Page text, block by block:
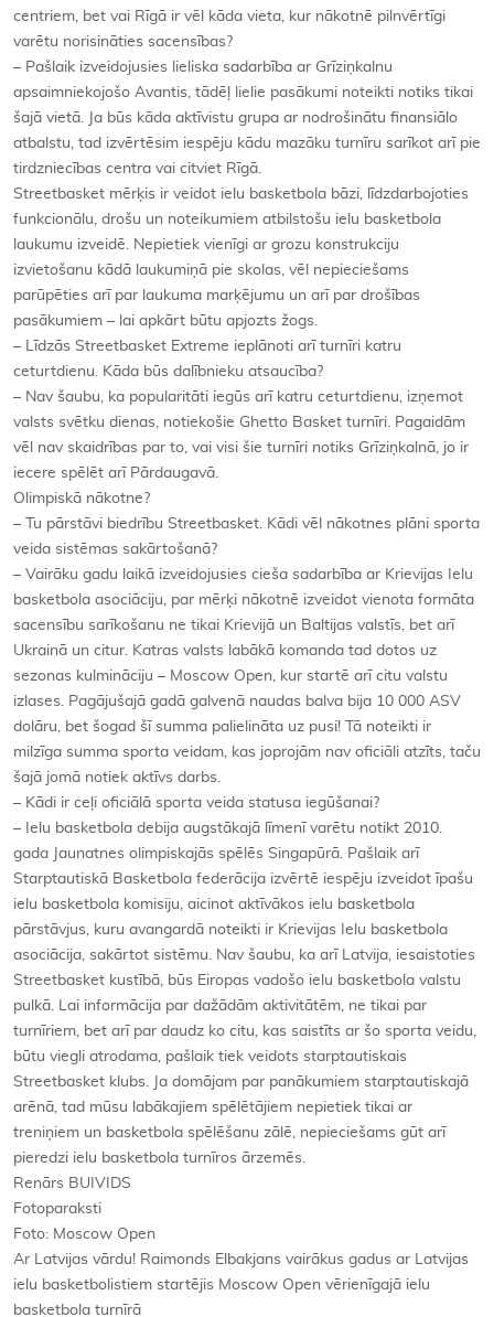
centriem, bet vai Rīgā ir vēl kāda vieta, kur nākotnē pilnvērtīgi
varētu norisināties sacensības?
– Pašlaik izveidojusies lieliska sadarbība ar Grīziņkalnu
apsaimniekojošo Avantis, tādēļ lielie pasākumi noteikti notiks tikai
šajā vietā. Ja būs kāda aktīvistu grupa ar nodrošinātu finansiālo
atbalstu, tad izvērtēsim iespēju kādu mazāku turnīru sarīkot arī pie
tirdzniecības centra vai citviet Rīgā.
Streetbasket mērķis ir veidot ielu basketbola bāzi, līdzdarbojoties
funkcionālu, drošu un noteikumiem atbilstošu ielu basketbola
laukumu izveidē. Nepietiek vienīgi ar grozu konstrukciju
izvietošanu kādā laukumiņā pie skolas, vēl nepieciešams
parūpēties arī par laukuma marķējumu un arī par drošības
pasākumiem – lai apkārt būtu apjozts žogs.
– Līdzās Streetbasket Extreme ieplānoti arī turnīri katru
ceturtdienu. Kāda būs dalībnieku atsaucība?
– Nav šaubu, ka popularitāti iegūs arī katru ceturtdienu, izņemot
valsts svētku dienas, notiekošie Ghetto Basket turnīri. Pagaidām
vēl nav skaidrības par to, vai visi šie turnīri notiks Grīziņkalnā, jo ir
iecere spēlēt arī Pārdaugavā.
Olimpiskā nākotne?
– Tu pārstāvi biedrību Streetbasket. Kādi vēl nākotnes plāni sporta
veida sistēmas sakārtošanā?
– Vairāku gadu laikā izveidojusies cieša sadarbība ar Krievijas Ielu
basketbola asociāciju, par mērķi nākotnē izveidot vienota formāta
sacensību sarīkošanu ne tikai Krievijā un Baltijas valstīs, bet arī
Ukrainā un citur. Katras valsts labākā komanda tad dotos uz
sezonas kulmināciju – Moscow Open, kur startē arī citu valstu
izlases. Pagājušajā gadā galvenā naudas balva bija 10 000 ASV
dolāru, bet šogad šī summa palielināta uz pusi! Tā noteikti ir
milzīga summa sporta veidam, kas joprojām nav oficiāli atzīts, taču
šajā jomā notiek aktīvs darbs.
– Kādi ir ceļi oficiālā sporta veida statusa iegūšanai?
– Ielu basketbola debija augstākajā līmenī varētu notikt 2010.
gada Jaunatnes olimpiskajās spēlēs Singapūrā. Pašlaik arī
Starptautiskā Basketbola federācija izvērtē iespēju izveidot īpašu
ielu basketbola komisiju, aicinot aktīvākos ielu basketbola
pārstāvjus, kuru avangardā noteikti ir Krievijas Ielu basketbola
asociācija, sakārtot sistēmu. Nav šaubu, ka arī Latvija, iesaistoties
Streetbasket kustībā, būs Eiropas vadošo ielu basketbola valstu
pulkā. Lai informācija par dažādām aktivitātēm, ne tikai par
turnīriem, bet arī par daudz ko citu, kas saistīts ar šo sporta veidu,
būtu viegli atrodama, pašlaik tiek veidots starptautiskais
Streetbasket klubs. Ja domājam par panākumiem starptautiskajā
arēnā, tad mūsu labākajiem spēlētājiem nepietiek tikai ar
treniņiem un basketbola spēlēšanu zālē, nepieciešams gūt arī
pieredzi ielu basketbola turnīros ārzemēs.
Renārs BUIVIDS
Fotoparaksti
Foto: Moscow Open
Ar Latvijas vārdu! Raimonds Elbakjans vairākus gadus ar Latvijas
ielu basketbolistiem startējis Moscow Open vērienīgajā ielu
basketbola turnīrā